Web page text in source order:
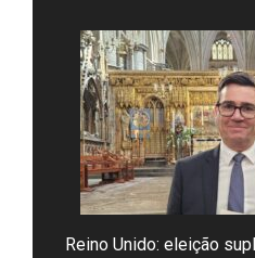
Reino Unido: eleição